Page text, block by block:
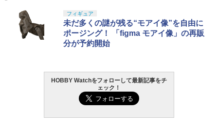
フィギュア
未だ多くの謎が残る“モアイ像”を自由に
ポージング！ 「figma モアイ像」の再販
分が予約開始
HOBBY Watchをフォローして最新記事をチ
ェック！